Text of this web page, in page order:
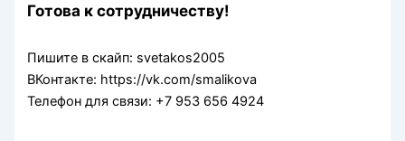
Готова к сотрудничеству!
Пишите в скайп: svetakos2005
ВКонтакте: https://vk.com/smalikova
Телефон для связи: +7 953 656 4924